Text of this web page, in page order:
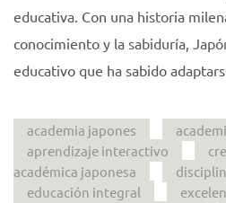
educativa. Con una historia
conocimiento y la sabiduría,
educativo que ha sabido
academia japones
aprendizaje interactivo
académica japonesa
educación integral